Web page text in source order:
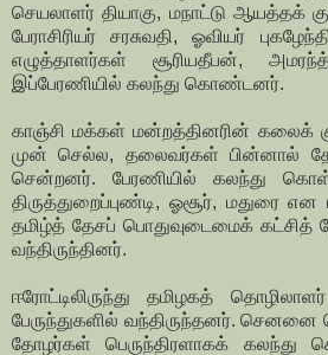
செயலாளர் தியாகு, மநாட்டு ஆயத்தக்
பேராசிரியர் சரசுவதி, ஓவியர்
எழுத்தாளர்கள் சூரியதீபன்,
இப்பேரணியில் கலந்து கொண்டனர்.
காஞ்சி மக்கள் மன்றத்தினரின் கலைக்
முன் செல்ல, தலைவர்கள் பின்னால்
சென்றனர். பேரணியில் கலந்து
திருத்துறைப்புண்டி, ஓசூர், மதுரை என
தமிழ்த் தேசப் பொதுவுடைமைக்
வந்திருந்தினர்.
ஈரோட்டிலிருந்து தமிழகத்
பேருந்துகளில் வந்திருந்தனர். செனனை
தோழர்கள் பெருந்திரளாகக் கலந்து